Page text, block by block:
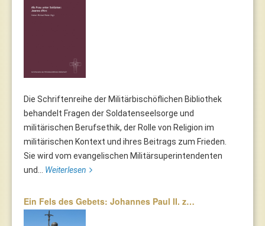
Die Schriftenreihe der Militärbischöflichen Bibliothek
behandelt Fragen der Soldatenseelsorge und
militärischen Berufsethik, der Rolle von Religion im
militärischen Kontext und ihres Beitrags zum Frieden.
Sie wird vom evangelischen Militärsuperintendenten
und... Weiterlesen
Ein Fels des Gebets: Johannes Paul II. z…